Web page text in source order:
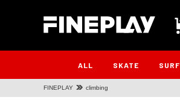
ALL SKATE SURF
FINEPLAY climbing